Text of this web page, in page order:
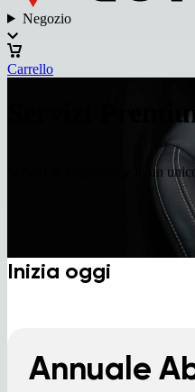
Negozio
Carrello
Servizi
Servizi in tempo reale in un
Inizia oggi
Annuale